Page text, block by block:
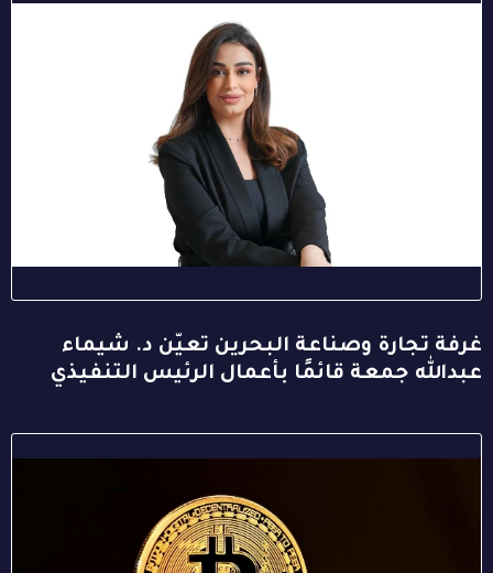
غرفة تجارة وصناعة البحرين تعيّن د. شيماء
عبدالله جمعة قائمًا بأعمال الرئيس التنفيذي